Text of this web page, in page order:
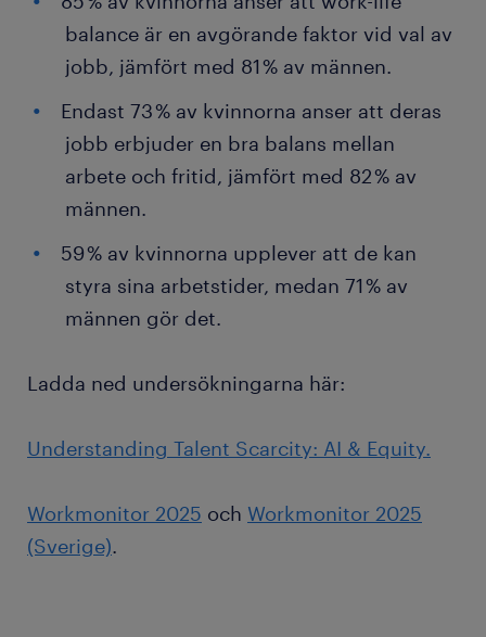
balance är en avgörande faktor vid val av
jobb, jämfört med 81 % av männen.
Endast 73 % av kvinnorna anser att deras
jobb erbjuder en bra balans mellan
arbete och fritid, jämfört med 82 % av
männen.
59 % av kvinnorna upplever att de kan
styra sina arbetstider, medan 71 % av
männen gör det.
Ladda ned undersökningarna här:
Understanding Talent Scarcity: AI & Equity.
Workmonitor 2025 och Workmonitor 2025
(Sverige).